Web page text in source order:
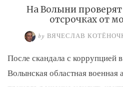
На Волыни
отсрочках от
by ВЯЧЕСЛАВ
После скандала с
Волынская областная